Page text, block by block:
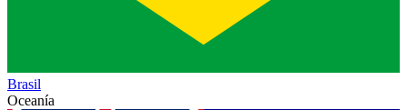
Brasil
Oceanía